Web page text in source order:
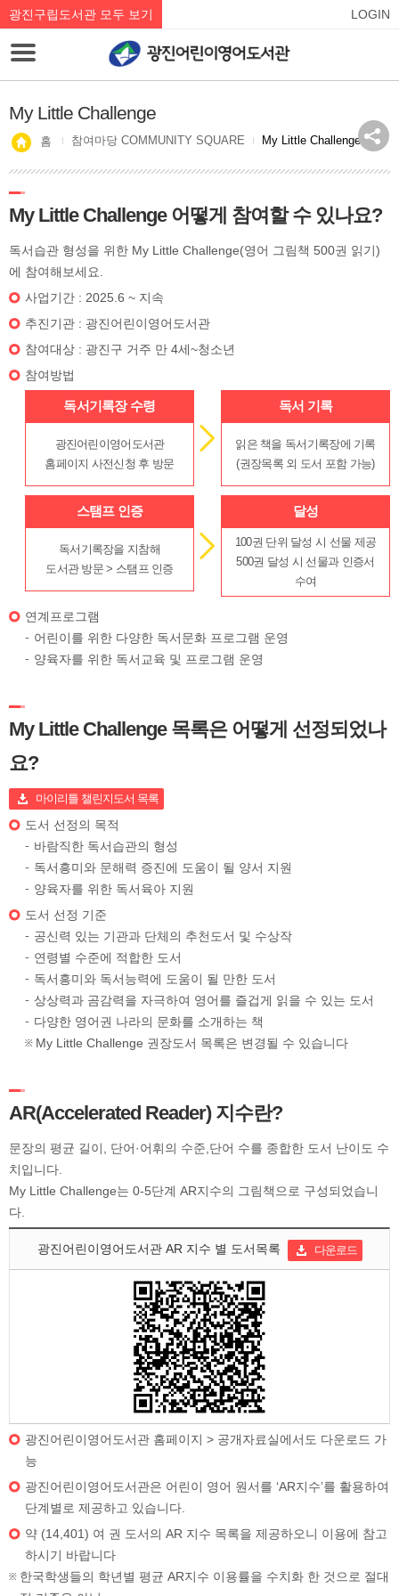
광진구립도서관 모두 보기 LOGIN
My Little Challenge
홈 참여마당 COMMUNITY SQUARE My Little Challenge
My Little Challenge 어떻게 참여할 수 있나요?
독서습관 형성을 위한 My Little Challenge(영어 그림책 500권 읽기)
에 참여해보세요.
사업기간 : 2025.6 ~ 지속
추진기관 : 광진어린이영어도서관
참여대상 : 광진구 거주 만 4세~청소년
참여방법
독서기록장 수령
광진어린이영어도서관
홈페이지 사전신청 후 방문
독서 기록
읽은 책을 독서기록장에 기록
(권장목록 외 도서 포함 가능)
스탬프 인증
독서기록장을 지참해
도서관 방문 > 스탬프 인증
달성
100권 단위 달성 시 선물 제공
500권 달성 시 선물과 인증서
수여
연계프로그램
어린이를 위한 다양한 독서문화 프로그램 운영
양육자를 위한 독서교육 및 프로그램 운영
My Little Challenge 목록은 어떻게 선정되었나
요?
마이리틀 챌린지도서 목록
도서 선정의 목적
바람직한 독서습관의 형성
독서흥미와 문해력 증진에 도움이 될 양서 지원
양육자를 위한 독서육아 지원
도서 선정 기준
공신력 있는 기관과 단체의 추천도서 및 수상작
연령별 수준에 적합한 도서
독서흥미와 독서능력에 도움이 될 만한 도서
상상력과 곰감력을 자극하여 영어를 즐겁게 읽을 수 있는 도서
다양한 영어권 나라의 문화를 소개하는 책
My Little Challenge 권장도서 목록은 변경될 수 있습니다
AR(Accelerated Reader) 지수란?
문장의 평균 길이, 단어·어휘의 수준,단어 수를 종합한 도서 난이도 수
치입니다.
My Little Challenge는 0-5단계 AR지수의 그림책으로 구성되었습니
다.
광진어린이영어도서관 AR 지수 별 도서목록 다운로드
광진어린이영어도서관 홈페이지 > 공개자료실에서도 다운로드 가
능
광진어린이영어도서관은 어린이 영어 원서를 ‘AR지수’를 활용하여
단계별로 제공하고 있습니다.
약 (14,401) 여 권 도서의 AR 지수 목록을 제공하오니 이용에 참고
하시기 바랍니다
한국학생들의 학년별 평균 AR지수 이용률을 수치화 한 것으로 절대